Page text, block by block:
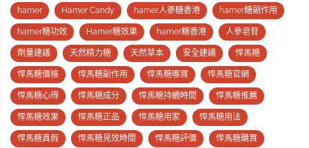
hamer Hamer Candy hamer人蔘糖香港 hamer糖副作用
hamer糖功效 Hamer糖效果 hamer糖香港 人參皂苷
劑量建議 天然精力糖 天然草本 安全建議 悍馬糖
悍馬糖價格 悍馬糖副作用 悍馬糖哪買 悍馬糖官網
悍馬糖心得 悍馬糖成分 悍馬糖持續時間 悍馬糖推薦
悍馬糖效果 悍馬糖正品 悍馬糖用家 悍馬糖用法
悍馬糖真假 悍馬糖見效時間 悍馬糖評價 悍馬糖購買